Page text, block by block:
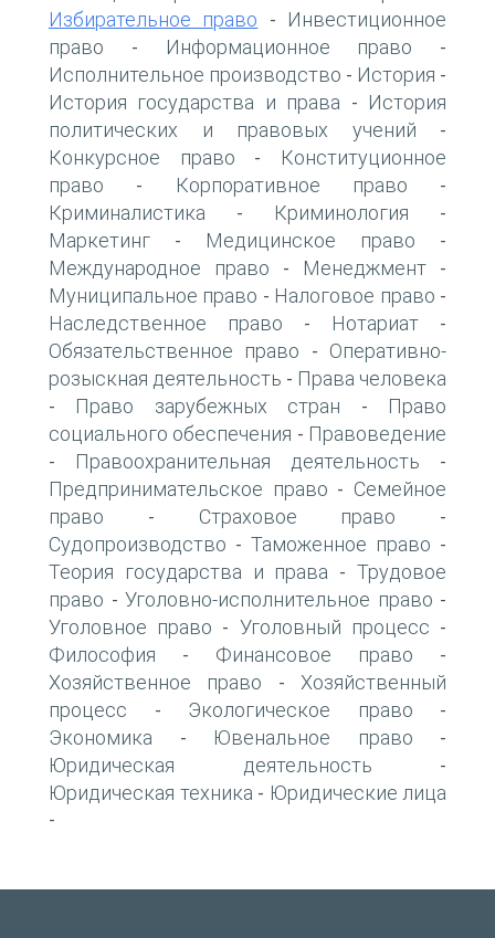
Избирательное право -
Инвестиционное
право - Информационное право -
Исполнительное производство - История -
История государства и права -
История
политических и правовых учений -
Конкурсное право -
Конституционное
право - Корпоративное право -
Криминалистика - Криминология -
Маркетинг - Медицинское право -
Международное право - Менеджмент -
Муниципальное право - Налоговое право -
Наследственное право - Нотариат -
Обязательственное право - Оперативно-
розыскная деятельность - Права человека
- Право зарубежных стран -
Право
социального обеспечения - Правоведение
- Правоохранительная деятельность -
Предпринимательское право - Семейное
право - Страховое право -
Судопроизводство - Таможенное право -
Теория государства и права -Трудовое
право - Уголовно-исполнительное право -
Уголовное право - Уголовный процесс -
Философия - Финансовое право -
Хозяйственное право - Хозяйственный
процесс - Экологическое право -
Экономика - Ювенальное право -
Юридическая деятельность -
Юридическая техника - Юридические лица
-